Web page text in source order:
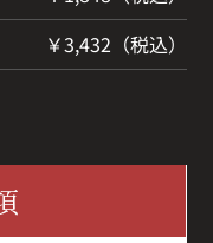
￥3,432（税込）